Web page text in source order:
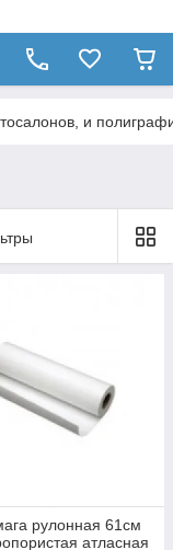
и
рулонная 61см
атласная